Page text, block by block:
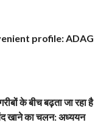
profile: ADAG
के बीच बढ़ता जा रहा है
खाने का चलन: अध्ययन